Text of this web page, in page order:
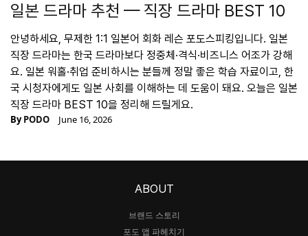
일본 드라마 추천 — 직장 드라마 BEST 10
안녕하세요, 무제한 1:1 일본어 회화 레슨 포도스피킹입니다. 일본
직장 드라마는 한국 드라마보다 정중체·격식·비즈니스 어조가 강해
요. 일본 워홀·취업 준비하시는 분들께 정말 좋은 학습 자료이고, 한
국 시청자에게도 일본 사회를 이해하는 데 도움이 돼요. 오늘은 일본
직장 드라마 BEST 10을 정리해 드릴게요.
ByPODO June 16, 2026
ABOUT
브랜드 스토리
포도 앱 파헤치기